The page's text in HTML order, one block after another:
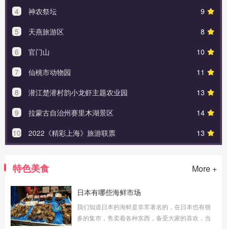
9
4
神农祭坛
8
5
天燕旅游区
10
6
官门山
11
7
仙桃市动物园
13
8
潜江楚潜村韵小龙虾主题农业园
14
9
拉蒙古自治州赛里木湖景区
13
10 2022《精彩上海》旅游联票
特色美食 More +
日本有哪些海鲜市场
我们知道日本的海鲜是非常著名的，在日本也有很
多的集市，售卖着各种东西，备受大家的喜欢，当